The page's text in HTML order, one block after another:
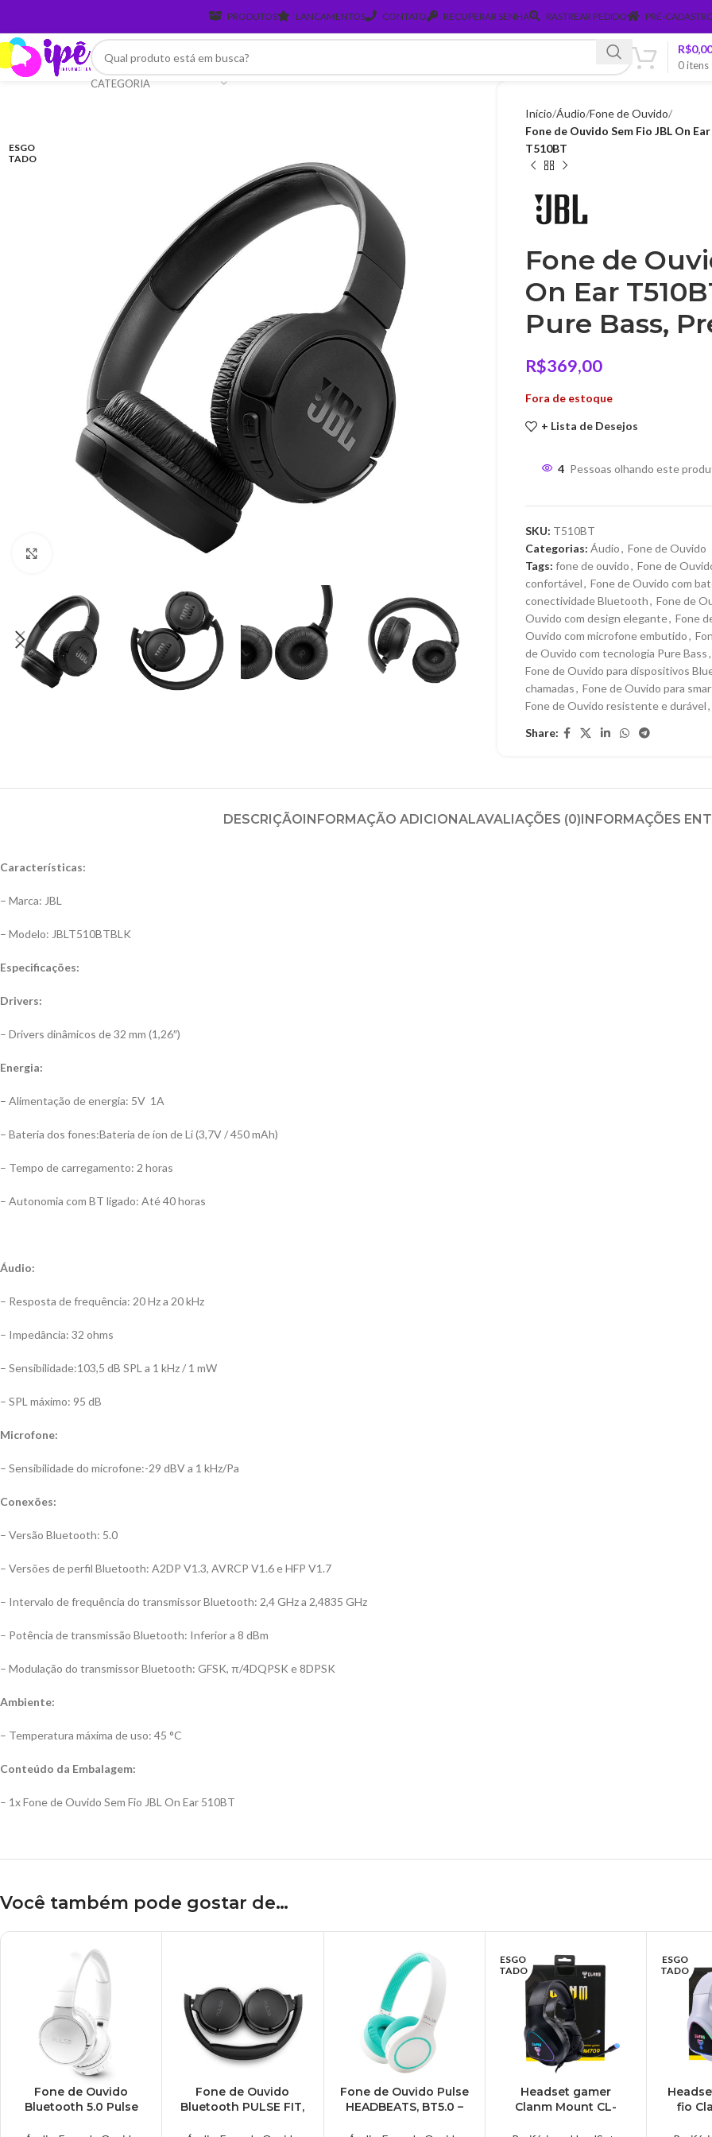
PRODUTOS LANCAMENTOS CONTATO RECUPERAR SENHA RASTREAR PEDIDO PRÉ-
CATEGORIA
0itens
R$0,00
ESGO
TADO
Início Áudio Fone de Ouvido
Fone de Ouvido Sem Fio JBL On
T510BT
Fone de
On Ear
Pure Bass,
R$369,00
Fora de estoque
+ Lista de Desejos
4 Pessoas olhando este
SKU: T510BT
Categorias: Áudio, Fone de Ouvido
Tags: fone de ouvido, Fone de
confortável, Fone de Ouvido com
conectividade Bluetooth, Fone de
Ouvido com design elegante, Fone
Ouvido com microfone embutido,
de Ouvido com tecnologia Pure Bass,
Fone de Ouvido para dispositivos
chamadas, Fone de Ouvido para
Fone de Ouvido resistente e durável,
Share:
DESCRIÇÃOINFORMAÇÃO ADICIONALAVALIAÇÕES (0)INFORMAÇÕES
Características:
– Marca: JBL
– Modelo: JBLT510BTBLK
Especificações:
Drivers:
– Drivers dinâmicos de 32 mm (1,26″)
Energia:
– Alimentação de energia: 5V 1A
– Bateria dos fones:Bateria de íon de Li (3,7V / 450 mAh)
– Tempo de carregamento: 2 horas
– Autonomia com BT ligado: Até 40 horas
Áudio:
– Resposta de frequência: 20 Hz a 20 kHz
– Impedância: 32 ohms
– Sensibilidade:103,5 dB SPL a 1 kHz / 1 mW
– SPL máximo: 95 dB
Microfone:
– Sensibilidade do microfone:-29 dBV a 1 kHz/Pa
Conexões:
– Versão Bluetooth: 5.0
– Versões de perfil Bluetooth: A2DP V1.3, AVRCP V1.6 e HFP V1.7
– Intervalo de frequência do transmissor Bluetooth: 2,4 GHz a 2,4835 GHz
– Potência de transmissão Bluetooth: Inferior a 8 dBm
– Modulação do transmissor Bluetooth: GFSK, π/4DQPSK e 8DPSK
Ambiente:
– Temperatura máxima de uso: 45 °C
Conteúdo da Embalagem:
– 1x Fone de Ouvido Sem Fio JBL On Ear 510BT
Você também pode gostar de…
Fone de Ouvido
Bluetooth 5.0 Pulse
Fone de Ouvido
Bluetooth PULSE FIT,
Fone de Ouvido Pulse
HEADBEATS, BT5.0 –
ESGO
TADO
Headset gamer
Clanm Mount CL-
ESGO
TADO
fio